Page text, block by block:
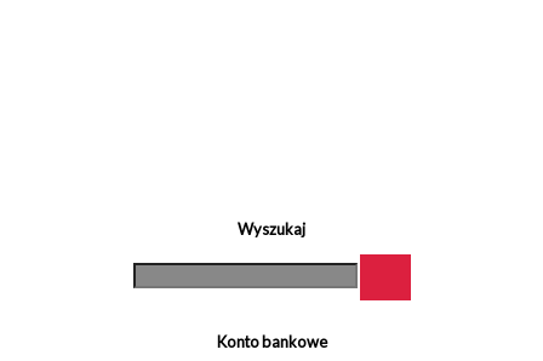
Wyszukaj
Konto bankowe